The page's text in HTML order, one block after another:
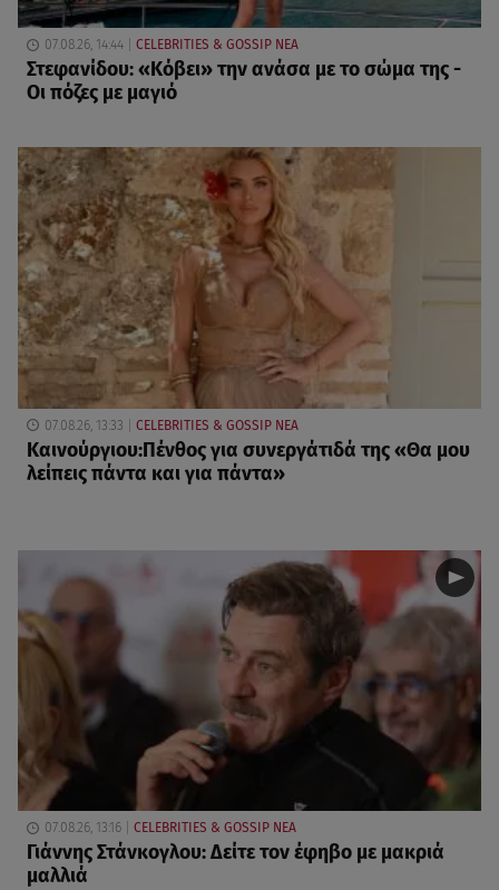
07.08.26, 14:44 CELEBRITIES & GOSSIP ΝΕΑ
Στεφανίδου: «Κόβει» την ανάσα με το σώμα της -
Οι πόζες με μαγιό
07.08.26, 13:33 CELEBRITIES & GOSSIP ΝΕΑ
Καινούργιου:Πένθος για συνεργάτιδά της «Θα μου
λείπεις πάντα και για πάντα»
07.08.26, 13:16 CELEBRITIES & GOSSIP ΝΕΑ
Γιάννης Στάνκογλου: Δείτε τον έφηβο με μακριά
μαλλιά